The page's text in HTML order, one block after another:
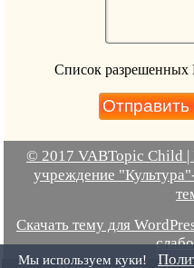
Список разрешенных
© 2017 VABTopic Child |
учреждение
Скачать тему для
Мы используем куки!